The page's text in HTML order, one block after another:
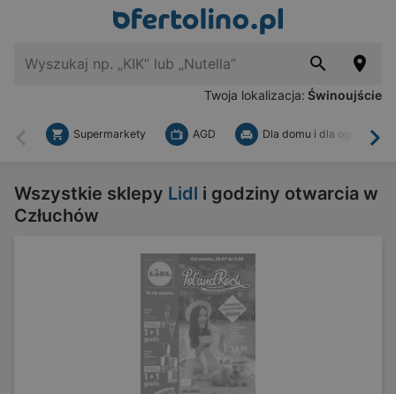
Twoja lokalizacja: Świnoujście
Wstecz
Supermarkety AGD Dla domu i dla ogrodu
Wszystkie sklepy Lidl i godziny otwarcia w
Człuchów